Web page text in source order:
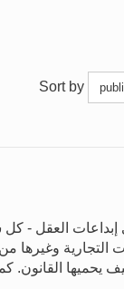
Sort by
إبداعات العقل -
التجارية
يحميها القانون.